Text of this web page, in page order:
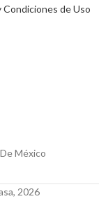
Condiciones de Uso
México
2026